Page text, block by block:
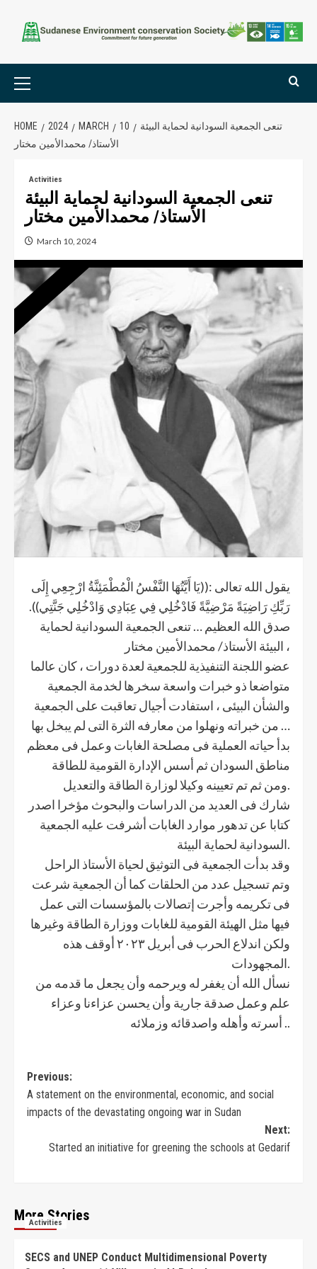
HOME 2024 MARCH 10
تنعى الجمعية السودانية لحماية البيئة
الأستاذ/ محمدالأمين مختار
Activities
تنعى الجمعية السودانية لحماية البيئة
الأستاذ/ محمدالأمين مختار
March 10, 2024
يقول الله تعالى :((يَا أَيَّتُهَا النَّفْسُ الْمُطْمَئِنَّةُ ارْجِعِي إِلَى
رَبِّكِ رَاضِيَةً مَرْضِيَّةً فَادْخُلِي فِي عِبَادِي وَادْخُلِي جَنَّتِي)).
صدق الله العظيم … تنعى الجمعية السودانية لحماية
البيئة الأستاذ/ محمدالأمين مختار ،
عضو اللجنة التنفيذية للجمعية لعدة دورات ، كان عالما
متواضعا ذو خبرات واسعة سخرها لخدمة الجمعية
والشأن البيئى ، استفادت أجيال تعاقبت على الجمعية
من خبراته ونهلوا من معارفه الثرة التى لم يبخل بها …
بدأ حياته العملية فى مصلحة الغابات وعمل فى معظم
مناطق السودان ثم أسس الإدارة القومية للطاقة
ومن ثم تم تعيينه وكيلا لوزارة الطاقة والتعديل.
شارك فى العديد من الدراسات والبحوث مؤخرا اصدر
كتابا عن تدهور موارد الغابات أشرفت عليه الجمعية
السودانية لحماية البيئة.
وقد بدأت الجمعية فى التوثيق لحياة الأستاذ الراحل
وتم تسجيل عدد من الحلقات كما أن الجمعية شرعت
فى تكريمه وأجرت إتصالات بالمؤسسات التى عمل
فيها مثل الهيئة القومية للغابات ووزارة الطاقة وغيرها
ولكن اندلاع الحرب فى أبريل ٢٠٢٣ أوقف هذه
المجهودات.
نسأل الله أن يغفر له ويرحمه وأن يجعل ما قدمه من
علم وعمل صدقة جارية وأن يحسن عزاءنا وعزاء
أسرته وأهله واصدقائه وزملائه ..
Previous:
A statement on the environmental, economic, and social
impacts of the devastating ongoing war in Sudan
Next:
Started an initiative for greening the schools at Gedarif
More Stories
Activities
SECS and UNEP Conduct Multidimensional Poverty